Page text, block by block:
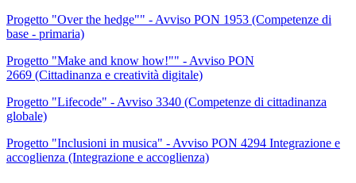
Progetto "Over the hedge"" - Avviso PON 1953 (Competenze di
base - primaria)
Progetto "Make and know how!"" - Avviso PON
2669 (Cittadinanza e creatività digitale)
Progetto "Lifecode" - Avviso 3340 (Competenze di cittadinanza
globale)
Progetto "Inclusioni in musica" - Avviso PON 4294 Integrazione e
accoglienza (Integrazione e accoglienza)